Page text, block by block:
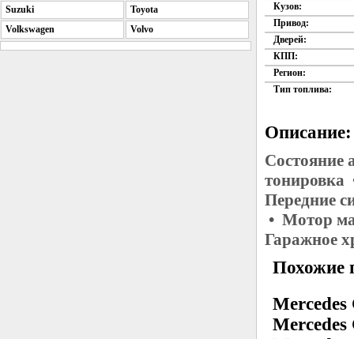
Кузов:
Привод:
Дверей:
КПП:
Регион:
Тип топлива:
Описание:
Состояние
тонировка
Передние
• Мотор
Гаражное
Похожие
Suzuki
Toyota
Volkswagen
Volvo